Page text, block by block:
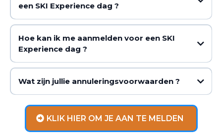
een SKI Experience dag ?
Hoe kan ik me aanmelden voor een SKI
Experience dag ?
Wat zijn jullie annuleringsvoorwaarden ?
info@skiexperience.nl
KLIK HIER OM JE AAN TE MELDEN